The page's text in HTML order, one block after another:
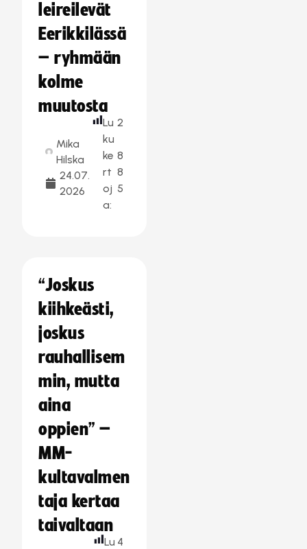
leireilevät
Eerikkilässä
– ryhmään
kolme
muutosta
Mika
Hilska
24.07.
2026
Lu
ku
ke
rt
oj
a:
2
8
8
5
“Joskus
kiihkeästi,
joskus
rauhallisem
min, mutta
aina
oppien” –
MM-
kultavalmen
taja kertaa
taivaltaan
Lu 4